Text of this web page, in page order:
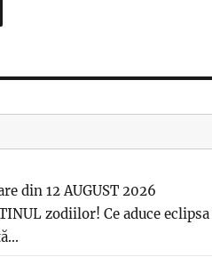
din 12 AUGUST 2026
zodiilor! Ce aduce eclipsa